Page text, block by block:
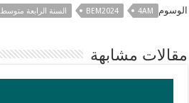
الوسوم 4AM
BEM2024 السنة الرابعة متوسط
مقالات مشابهة